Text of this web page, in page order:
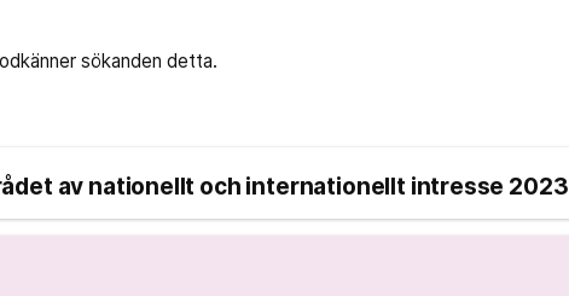
sökanden detta.
av nationellt och internationellt intresse 2023